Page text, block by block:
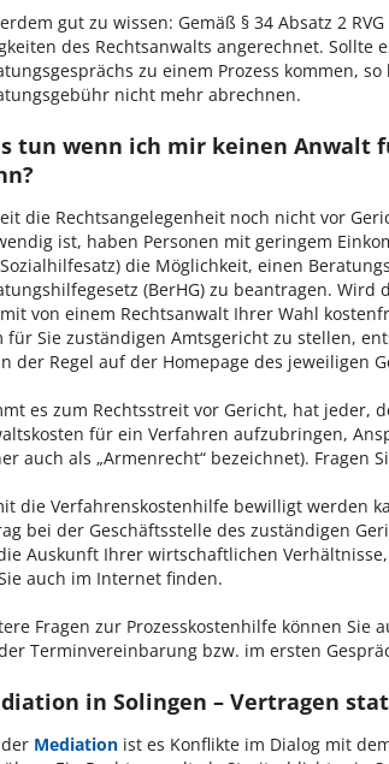
gut zu wissen: Gemäß § 34 Absatz 2
des Rechtsanwalts angerechnet. Sollte
zu einem Prozess kommen,
nicht mehr abrechnen.
tun wenn ich mir keinen Anwalt
die Rechtsangelegenheit noch nicht vor
ist, haben Personen mit geringem
die Möglichkeit, einen
(BerHG) zu beantragen. Wird
von einem Rechtsanwalt Ihrer Wahl
für Sie zuständigen Amtsgericht zu stellen,
der Regel auf der Homepage des jeweiligen
es zum Rechtsstreit vor Gericht, hat jeder,
für ein Verfahren aufzubringen,
auch als „Armenrecht“ bezeichnet). Fragen
die Verfahrenskostenhilfe bewilligt werden
bei der Geschäftsstelle des zuständigen
Auskunft Ihrer wirtschaftlichen
auch im Internet finden.
Fragen zur Prozesskostenhilfe können Sie
Terminvereinbarung bzw. im ersten
in Solingen – Vertragen
Mediation ist es Konflikte im Dialog mit